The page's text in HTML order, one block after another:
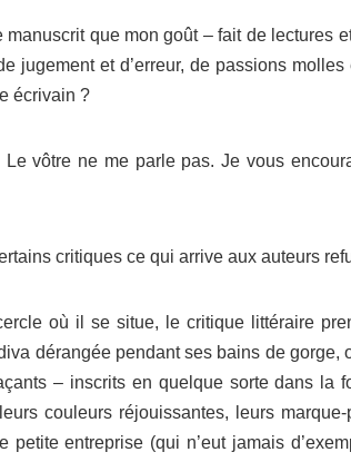
que mon goût – fait de lectures
jugement et d’erreur, de passions
écrivain ?
vôtre ne me parle pas. Je vous
critiques ce qui arrive aux auteurs
où il se situe, le critique littéraire
dérangée pendant ses bains de gorge,
– inscrits en quelque sorte dans la
couleurs réjouissantes, leurs marque-
entreprise (qui n’eut jamais